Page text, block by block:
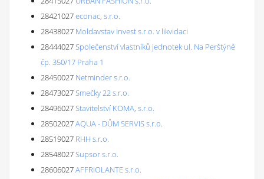
28421027econac, s.r.o.
28438027 Moldavstav Invest s.r.o. v likvidaci
28444027Společenství vlastníků jednotek ul. Na Perštýně
čp. 350/17 Praha 1
28450027 Netminder s.r.o.
28473027Smečky 22 s.r.o.
28496027Stavitelství KOMA, s.r.o.
28502027AQUA - DŮM SERVIS s.r.o.
28519027 RHH s.r.o.
28548027Supsor s.r.o.
28606027AFFRIOLANTE s.r.o.